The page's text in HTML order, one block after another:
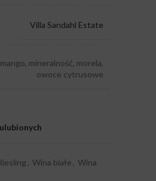
Villa Sandahl Estate
mineralność, morela,
owoce cytrusowe
, Wina białe , Wina